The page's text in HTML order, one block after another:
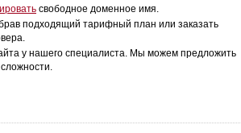
свободное доменное имя.
подходящий тарифный план или заказать
у нашего специалиста. Мы можем предложить